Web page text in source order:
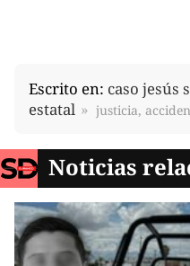
Escrito en: caso jesús
estatal
justicia,
Noticias